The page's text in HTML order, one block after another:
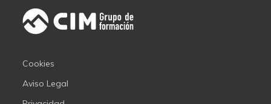
Cookies
Aviso Legal